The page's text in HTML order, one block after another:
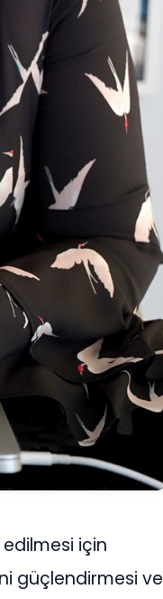
edilmesi için
güçlendirmesi ve